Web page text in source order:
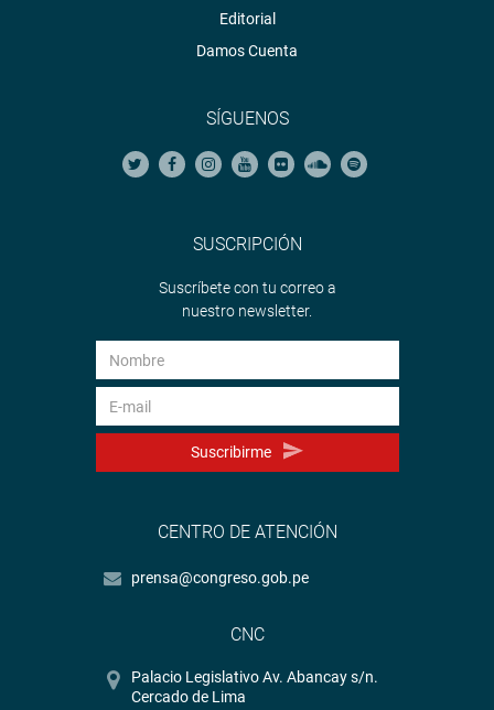
Editorial
Damos Cuenta
SÍGUENOS
SUSCRIPCIÓN
Suscríbete con tu correo a
nuestro newsletter.
Suscribirme
CENTRO DE ATENCIÓN
prensa@congreso.gob.pe
CNC
Palacio Legislativo Av. Abancay s/n.
Cercado de Lima